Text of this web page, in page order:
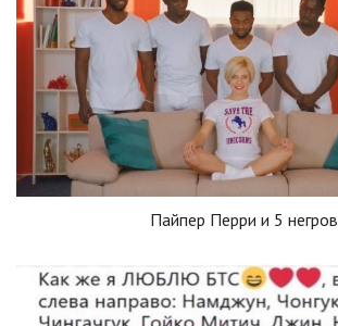
Пайпер Перри и 5 негров